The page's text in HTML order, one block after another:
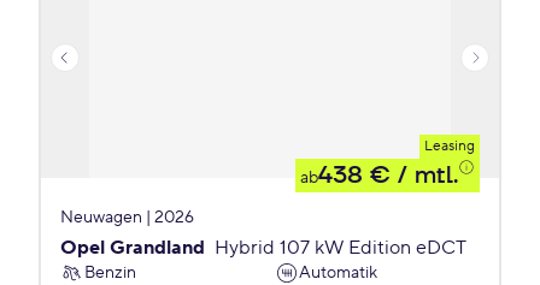
Leasing
ab438 € / mtl.
Neuwagen | 2026
Opel Grandland Hybrid 107 kW Edition eDCT
Benzin
Automatik